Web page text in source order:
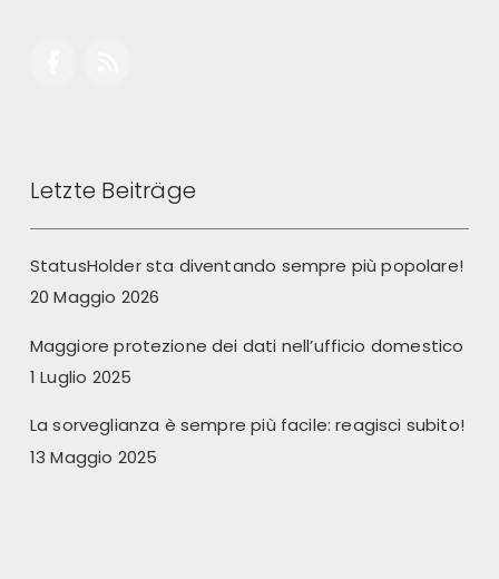
Letzte Beiträge
StatusHolder sta diventando sempre più popolare!
20 Maggio 2026
Maggiore protezione dei dati nell’ufficio domestico
1 Luglio 2025
La sorveglianza è sempre più facile: reagisci subito!
13 Maggio 2025